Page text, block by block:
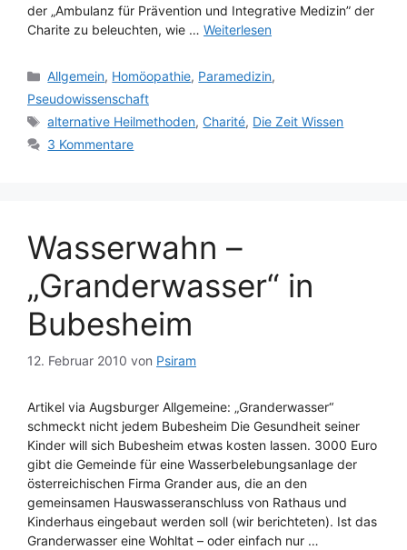
der „Ambulanz für Prävention und Integrative Medizin” der
Charite zu beleuchten, wie … Weiterlesen
Kategorien
Allgemein, Homöopathie, Paramedizin,
Pseudowissenschaft
Schlagwörter
alternative Heilmethoden,Charité, Die Zeit Wissen
3 Kommentare
Wasserwahn –
„Granderwasser“ in
Bubesheim
12. Februar 2010 von Psiram
Artikel via Augsburger Allgemeine: „Granderwasser“
schmeckt nicht jedem Bubesheim Die Gesundheit seiner
Kinder will sich Bubesheim etwas kosten lassen. 3000 Euro
gibt die Gemeinde für eine Wasserbelebungsanlage der
österreichischen Firma Grander aus, die an den
gemeinsamen Hauswasseranschluss von Rathaus und
Kinderhaus eingebaut werden soll (wir berichteten). Ist das
Granderwasser eine Wohltat – oder einfach nur …